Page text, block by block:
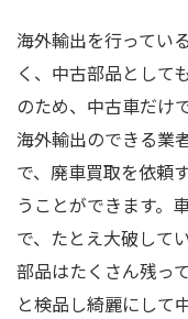
海外輸出を行ってい
く、中古部品として
のため、中古車だけ
海外輸出のできる業
で、廃車買取を依頼
うことができます。
で、たとえ大破して
部品はたくさん残っ
と検品し綺麗にして